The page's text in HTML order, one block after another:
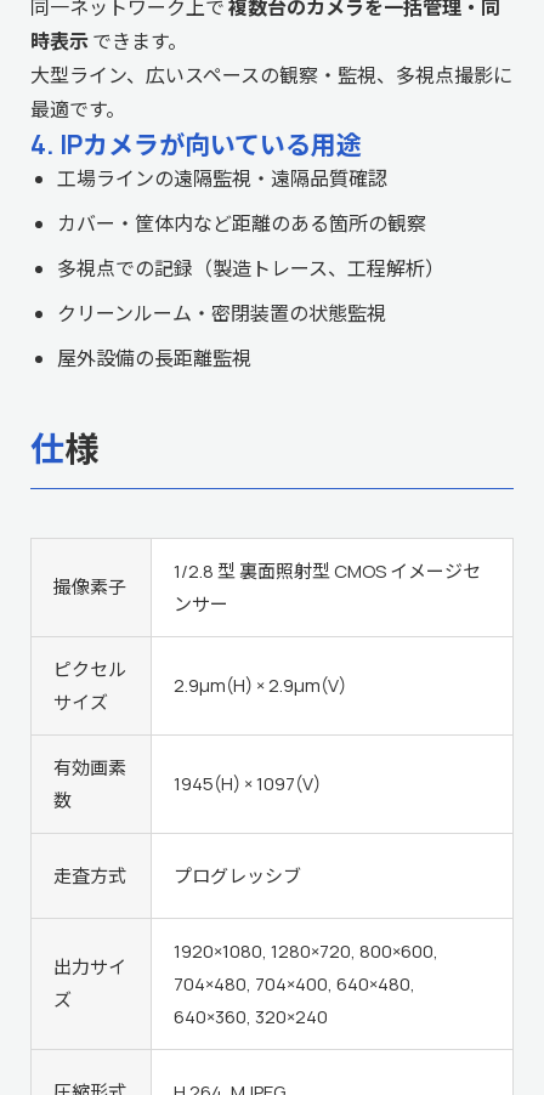
同一ネットワーク上で複数台のカメラを一括管理・同
時表示できます。
大型ライン、広いスペースの観察・監視、多視点撮影に
最適です。
4. IPカメラが向いている用途
工場ラインの遠隔監視・遠隔品質確認
カバー・筐体内など距離のある箇所の観察
多視点での記録（製造トレース、工程解析）
クリーンルーム・密閉装置の状態監視
屋外設備の長距離監視
仕様
撮像素子
1/2.8 型 裏面照射型 CMOS イメージセ
ンサー
ピクセル
サイズ
2.9μm(H) × 2.9μm(V)
有効画素
数
1945(H) × 1097(V)
走査方式 プログレッシブ
出力サイ
ズ
1920×1080, 1280×720, 800×600,
704×480, 704×400, 640×480,
640×360, 320×240